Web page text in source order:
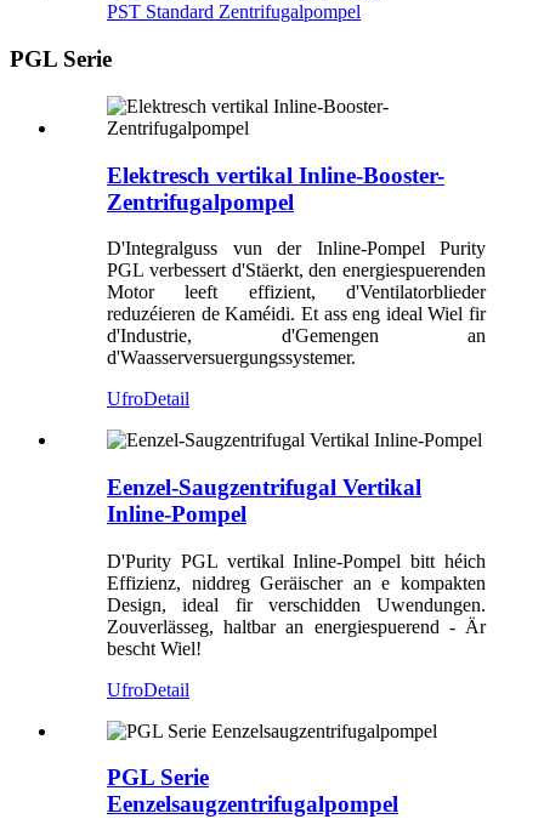
PST Standard Zentrifugalpompel
PGL Serie
Elektresch vertikal Inline-Booster-
Zentrifugalpompel
D'Integralguss vun der Inline-Pompel Purity
PGL verbessert d'Stäerkt, den energiespuerenden
Motor leeft effizient, d'Ventilatorblieder
reduzéieren de Kaméidi. Et ass eng ideal Wiel fir
d'Industrie, d'Gemengen an
d'Waasserversuergungssystemer.
UfroDetail
Eenzel-Saugzentrifugal Vertikal
Inline-Pompel
D'Purity PGL vertikal Inline-Pompel bitt héich
Effizienz, niddreg Geräischer an e kompakten
Design, ideal fir verschidden Uwendungen.
Zouverlässeg, haltbar an energiespuerend - Är
bescht Wiel!
UfroDetail
PGL Serie
Eenzelsaugzentrifugalpompel